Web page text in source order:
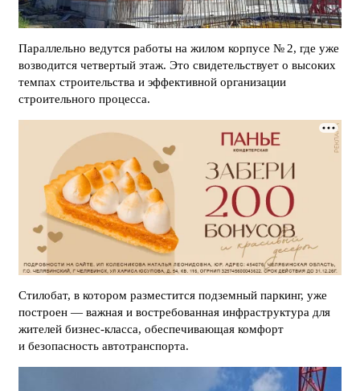
Параллельно ведутся работы на жилом корпусе № 2, где уже
возводится четвертый этаж. Это свидетельствует о высоких
темпах строительства и эффективной организации
строительного процесса.
Стилобат, в котором разместится подземный паркинг, уже
построен — важная и востребованная инфраструктура для
жителей бизнес-класса, обеспечивающая комфорт
и безопасность автотранспорта.